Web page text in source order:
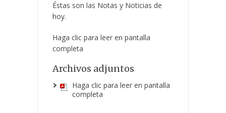
Éstas son las Notas y Noticias de
hoy.
Haga clic para leer en pantalla
completa
Archivos adjuntos
Haga clic para leer en pantalla
completa